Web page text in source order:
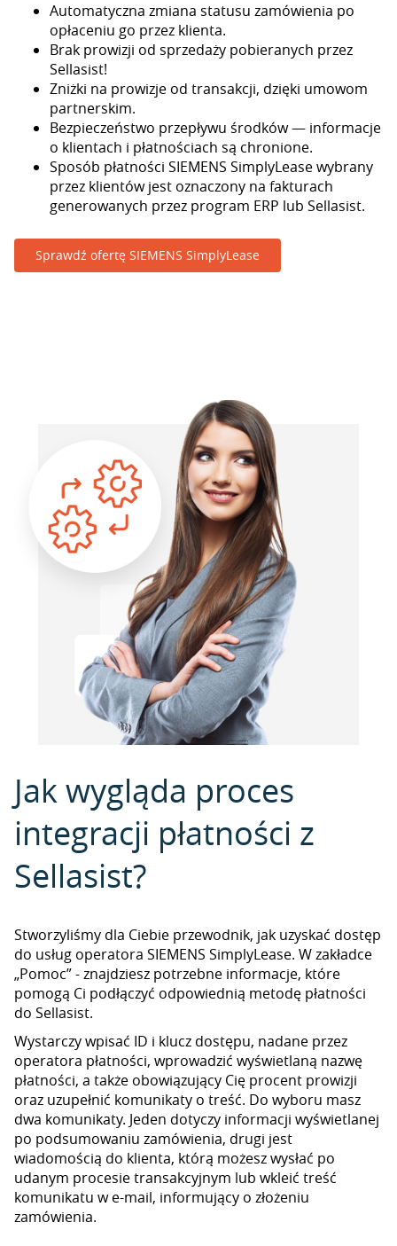
Automatyczna zmiana statusu zamówienia po
opłaceniu go przez klienta.
Brak prowizji od sprzedaży pobieranych przez
Sellasist!
Zniżki na prowizje od transakcji, dzięki umowom
partnerskim.
Bezpieczeństwo przepływu środków — informacje
o klientach i płatnościach są chronione.
Sposób płatności SIEMENS SimplyLease wybrany
przez klientów jest oznaczony na fakturach
generowanych przez program ERP lub Sellasist.
Sprawdź ofertę SIEMENS SimplyLease
Jak wygląda proces
integracji płatności z
Sellasist?
Stworzyliśmy dla Ciebie przewodnik, jak uzyskać dostęp
do usług operatora SIEMENS SimplyLease. W zakładce
„Pomoc” - znajdziesz potrzebne informacje, które
pomogą Ci podłączyć odpowiednią metodę płatności
do Sellasist.
Wystarczy wpisać ID i klucz dostępu, nadane przez
operatora płatności, wprowadzić wyświetlaną nazwę
płatności, a także obowiązujący Cię procent prowizji
oraz uzupełnić komunikaty o treść. Do wyboru masz
dwa komunikaty. Jeden dotyczy informacji wyświetlanej
po podsumowaniu zamówienia, drugi jest
wiadomością do klienta, którą możesz wysłać po
udanym procesie transakcyjnym lub wkleić treść
komunikatu w e-mail, informujący o złożeniu
zamówienia.